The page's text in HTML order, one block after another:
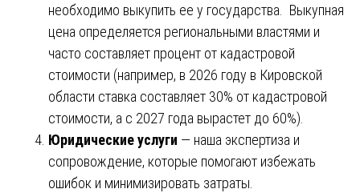
необходимо выкупить ее у государства. Выкупная
цена определяется региональными властями и
часто составляет процент от кадастровой
стоимости (например, в 2026 году в Кировской
области ставка составляет 30% от кадастровой
стоимости, а с 2027 года вырастет до 60%).
Юридические услуги — наша экспертиза и
сопровождение, которые помогают избежать
ошибок и минимизировать затраты.